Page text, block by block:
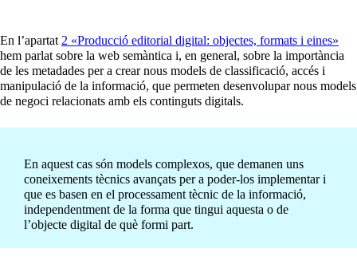
En l’apartat 2 «Producció editorial digital: objectes, formats i eines»
hem parlat sobre la web semàntica i, en general, sobre la importància
de les metadades per a crear nous models de classificació, accés i
manipulació de la informació, que permeten desenvolupar nous models
de negoci relacionats amb els continguts digitals.
En aquest cas són models complexos, que demanen uns
coneixements tècnics avançats per a poder-los implementar i
que es basen en el processament tècnic de la informació,
independentment de la forma que tingui aquesta o de
l’objecte digital de què formi part.